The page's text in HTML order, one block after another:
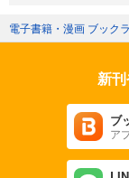
電子書籍・漫画 ブック
新
ブ
ア